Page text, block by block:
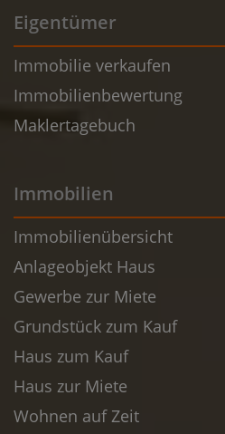
Eigentümer
Immobilie verkaufen
Immobilienbewertung
Maklertagebuch
Immobilien
Immobilienübersicht
Anlageobjekt Haus
Gewerbe zur Miete
Grundstück zum Kauf
Haus zum Kauf
Haus zur Miete
Wohnen auf Zeit